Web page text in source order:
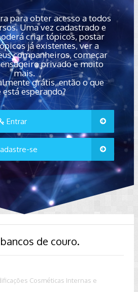
para obter acesso a todos
Uma vez cadastrado e
criar tópicos, postar
já existentes, ver a
companheiros, começar
privado e muito
mais.
grátis, então o que
está esperando?
Entrar
se
de couro.
Cosméticas Internas e